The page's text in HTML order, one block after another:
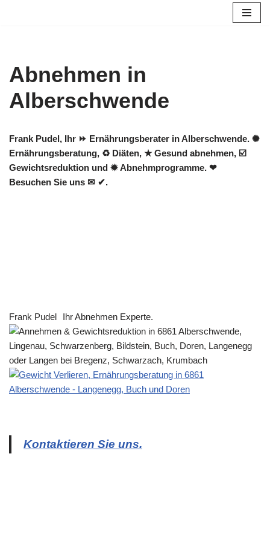
Abnehmen in
Alberschwende
Frank Pudel, Ihr ⏩ Ernährungsberater in Alberschwende. ✺
Ernährungsberatung, ♻ Diäten, ★ Gesund abnehmen, ☑️
Gewichtsreduktion und ✹ Abnehmprogramme. ❤
Besuchen Sie uns ✉ ✔.
Frank Pudel Ihr Abnehmen Experte.
Kontaktieren Sie uns.